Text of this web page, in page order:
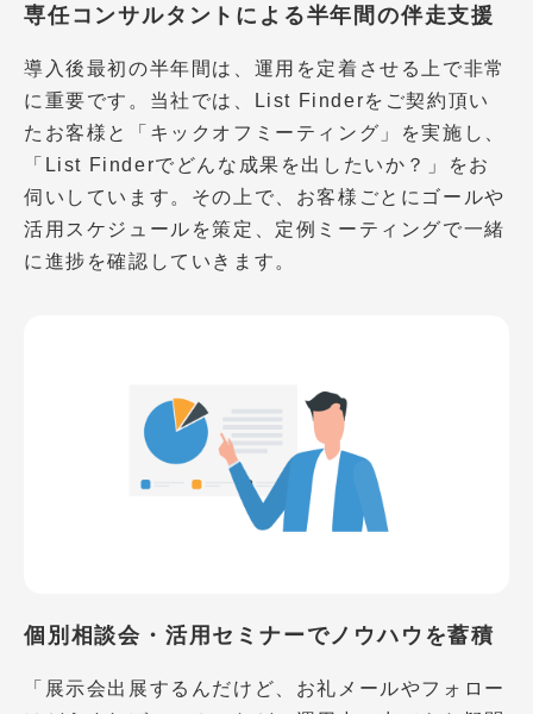
専任コンサルタントによる半年間の伴走支援
導入後最初の半年間は、運用を定着させる上で非常
に重要です。当社では、List Finderをご契約頂い
たお客様と「キックオフミーティング」を実施し、
「List Finderでどんな成果を出したいか？」をお
伺いしています。その上で、お客様ごとにゴールや
活用スケジュールを策定、定例ミーティングで一緒
に進捗を確認していきます。
個別相談会・活用セミナーでノウハウを蓄積
「展示会出展するんだけど、お礼メールやフォロー